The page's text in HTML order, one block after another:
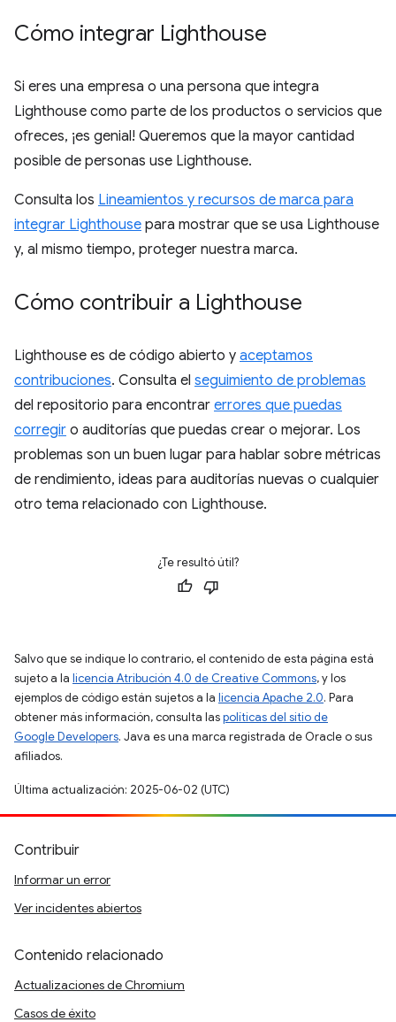
Cómo integrar Lighthouse
Si eres una empresa o una persona que integra
Lighthouse como parte de los productos o servicios que
ofreces, ¡es genial! Queremos que la mayor cantidad
posible de personas use Lighthouse.
Consulta los Lineamientos y recursos de marca para
integrar Lighthouse para mostrar que se usa Lighthouse
y, al mismo tiempo, proteger nuestra marca.
Cómo contribuir a Lighthouse
Lighthouse es de código abierto y aceptamos
contribuciones. Consulta el seguimiento de problemas
del repositorio para encontrar errores que puedas
corregir o auditorías que puedas crear o mejorar. Los
problemas son un buen lugar para hablar sobre métricas
de rendimiento, ideas para auditorías nuevas o cualquier
otro tema relacionado con Lighthouse.
¿Te resultó útil?
Salvo que se indique lo contrario, el contenido de esta página está
sujeto a la licencia Atribución 4.0 de Creative Commons, y los
ejemplos de código están sujetos a la licencia Apache 2.0. Para
obtener más información, consulta laspolíticas del sitio de
Google Developers. Java es una marca registrada de Oracle o sus
afiliados.
Última actualización: 2025-06-02 (UTC)
Contribuir
Informar un error
Ver incidentes abiertos
Contenido relacionado
Actualizaciones de Chromium
Casos de éxito